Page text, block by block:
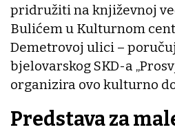
pridružiti na književnoj
Bulićem u Kulturnom
Demetrovoj ulici –
bjelovarskog SKD-a
organizira ovo kulturno
Predstava za